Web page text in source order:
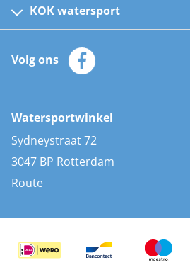
Kinder reddingsvesten
Automatische reddingsvesten
Zeilkleding
Zonnepanelen
AIS transponders
Stootwillen en fenders
Bootkussens
Zwemtrappen
KOK watersport
Klantenservice
Merken
Volg ons
Watersportwinkel
Sydneystraat 72
3047 BP Rotterdam
Route